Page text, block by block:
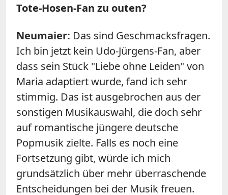
Tote-Hosen-Fan zu outen?
Neumaier: Das sind Geschmacksfragen.
Ich bin jetzt kein Udo-Jürgens-Fan, aber
dass sein Stück "Liebe ohne Leiden" von
Maria adaptiert wurde, fand ich sehr
stimmig. Das ist ausgebrochen aus der
sonstigen Musikauswahl, die doch sehr
auf romantische jüngere deutsche
Popmusik zielte. Falls es noch eine
Fortsetzung gibt, würde ich mich
grundsätzlich über mehr überraschende
Entscheidungen bei der Musik freuen.